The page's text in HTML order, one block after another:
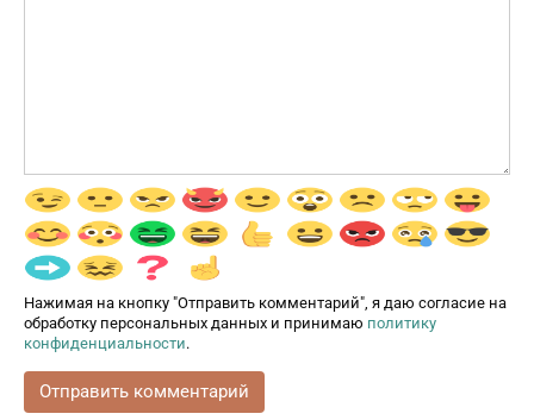
Нажимая на кнопку "Отправить комментарий", я даю согласие на
обработку персональных данных и принимаю политику
конфиденциальности.